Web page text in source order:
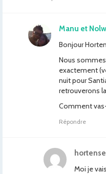
Manu et
Bonjour
Nous
exactement
nuit pour
retrouverons
Comment
Répondre
hortense
Moi je